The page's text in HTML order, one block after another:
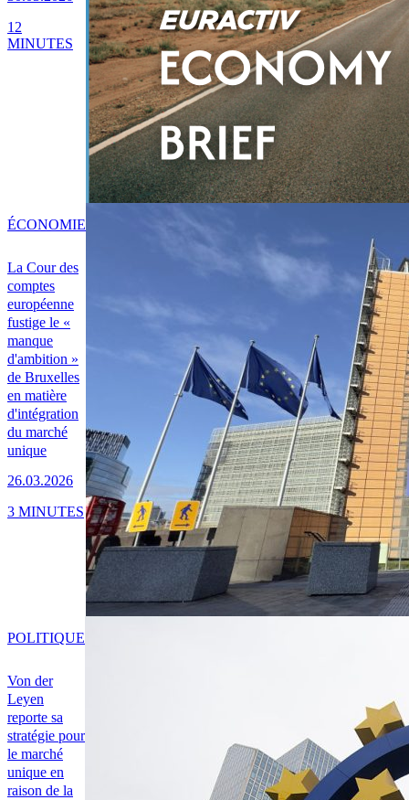
12
MINUTES
La Cour des
comptes
européenne
fustige le «
manque
d'ambition »
de Bruxelles
en matière
d'intégration
du marché
unique
26.03.2026
ÉCONOMIE
3 MINUTES
Von der
Leyen
reporte sa
stratégie pour
le marché
unique en
raison de la
POLITIQUE